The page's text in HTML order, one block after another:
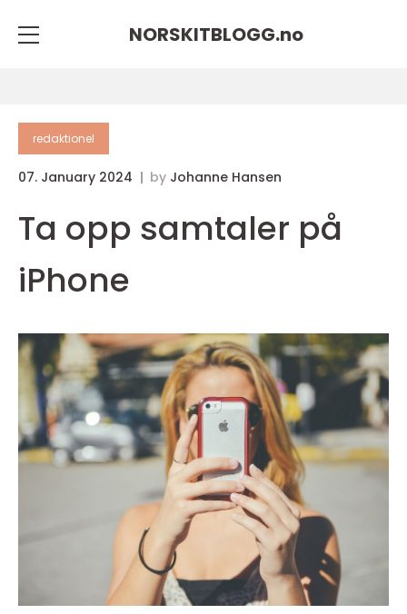
NORSKITBLOGG.no
redaktionel
07. January 2024 by Johanne Hansen
Ta opp samtaler på
iPhone